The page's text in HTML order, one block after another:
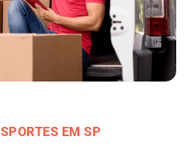
EM SP